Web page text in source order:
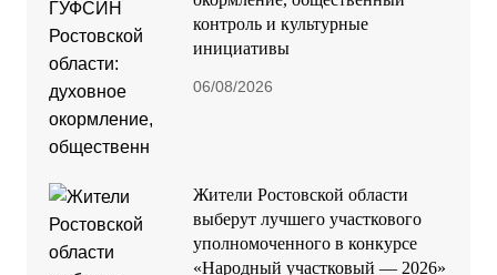
контроль и культурные
инициативы
06/08/2026
Жители Ростовской области
выберут лучшего участкового
уполномоченного в конкурсе
«Народный участковый — 2026»